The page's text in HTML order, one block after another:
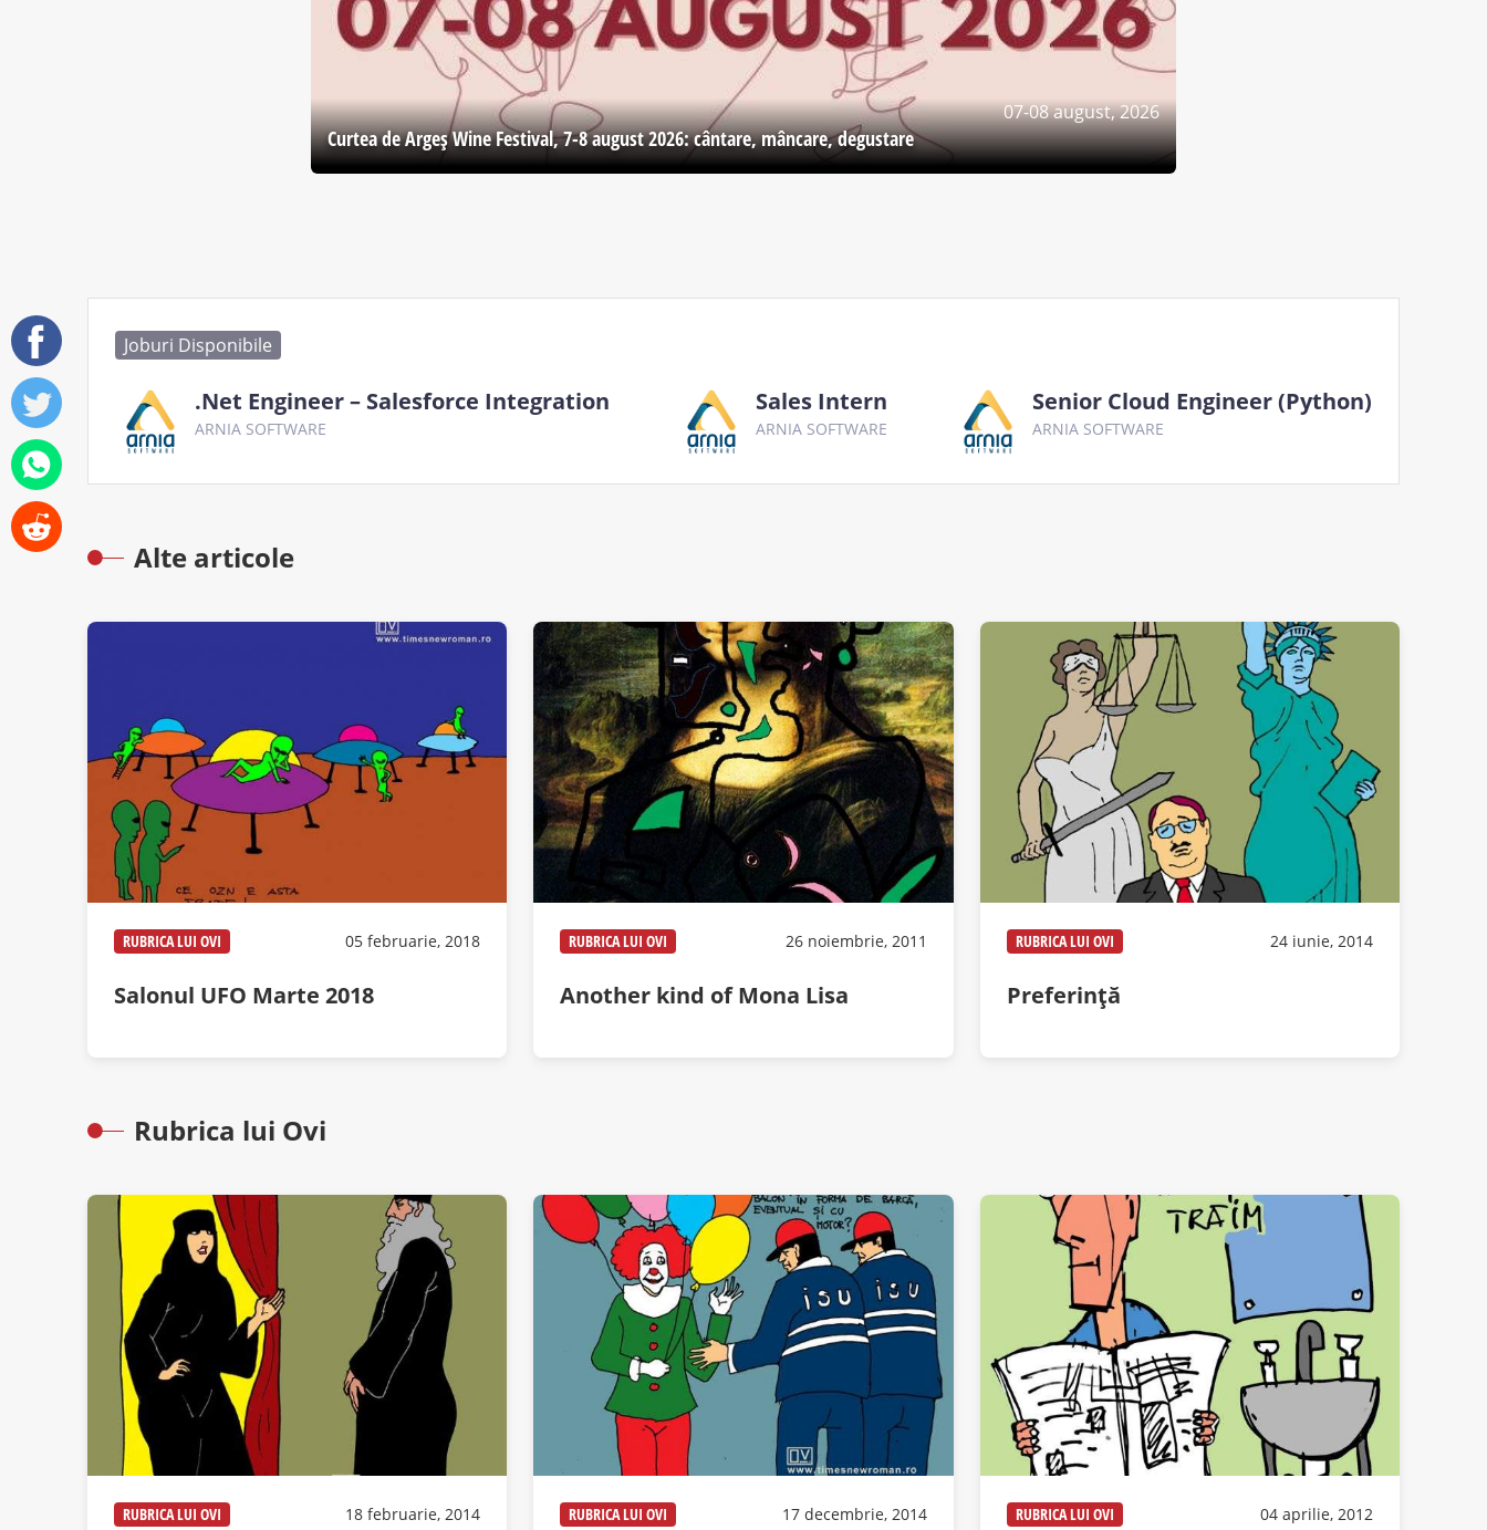
07-08 august, 2026
Curtea de Argeş Wine Festival, 7-8 august 2026: cântare, mâncare, degustare
Joburi Disponibile
.Net Engineer – Salesforce Integration
ARNIA SOFTWARE
Sales Intern
ARNIA SOFTWARE
Senior Cloud Engineer (Python)
ARNIA SOFTWARE
Alte articole
RUBRICA LUI OVI 05 februarie, 2018
Salonul UFO Marte 2018
RUBRICA LUI OVI 26 noiembrie, 2011
Another kind of Mona Lisa
RUBRICA LUI OVI 24 iunie, 2014
Preferință
Rubrica lui Ovi
RUBRICA LUI OVI 18 februarie, 2014 RUBRICA LUI OVI 17 decembrie, 2014 RUBRICA LUI OVI 04 aprilie, 2012